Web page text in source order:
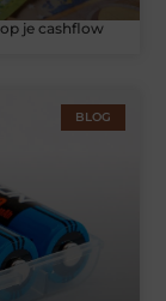
je cashflow
BLOG